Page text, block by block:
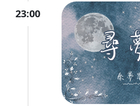
23:00